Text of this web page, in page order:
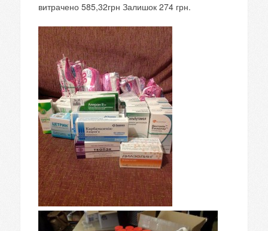
витрачено 585,32грн Залишок 274 грн.